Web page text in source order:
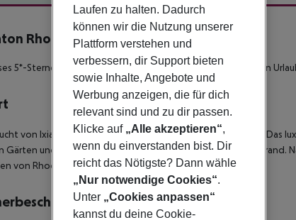
Rhodes Resort
5*-Sterne Hotelresort, für Gäste die einen anspruchsvollen
von Ixia gelegen mit herrlichem Blick auf das weite Meer.
Gärten und befindet sich ca. 100 Meter von seinem Privatstrand.
von Rhodos ist etwa 9 km entfernt.
Laufen zu halten. Dadurch
können wir die Nutzung unserer
Plattform verstehen und
verbessern, dir Support bieten
sowie Inhalte, Angebote und
Werbung anzeigen, die für dich
relevant sind und zu dir passen.
Klicke auf „Alle akzeptieren“,
wenn du einverstanden bist. Dir
reicht das Nötigste? Dann wähle
„Nur notwendige Cookies“.
Unter „Cookies anpassen“
kannst du deine Cookie-